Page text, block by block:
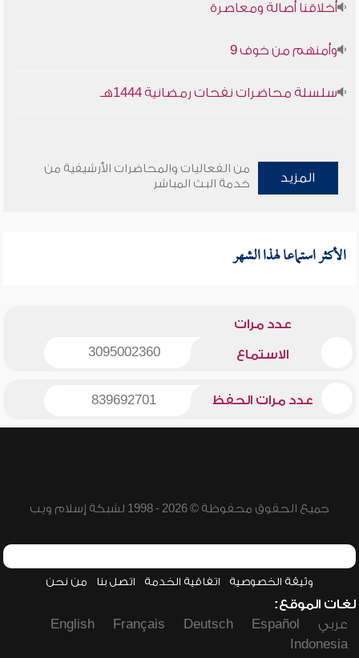
أخلاقنا أصالة ومعاصرة
وأمنهم من خوف 9
سلسلة محاضرات نفحات رمضانية 1444هـ
المزيد
من الفعاليات والمحاضرات الأرشيفية من
خدمة البث المباشر
الأكثر استماعا لهذا الشهر
عدد مرات
الاستماع 3095002360
عدد مرات الحفظ 839692701
جميع الحقوق محفوظة © 2026 - 1998 لشبكة إسلام ويب
وثيقة الخصوصية اتفاقية الخدمة اتصل بنا من نحن
لغات الموقع:
عربي
Español
Deutsch
Français
English
Indonesia